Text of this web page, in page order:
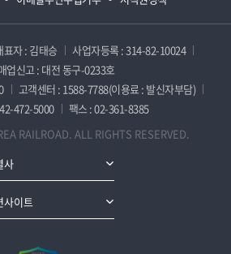
표자 : 김태승
사업자등록 : 314-82-10024
업신고 : 대전 동구-0233호
고객센터 : 1588-7788(이용료 : 발신자부담)
472-5000
팩스 : 02-361-8385
RAILROAD. ALL RIGHTS RESERVED.
사
사이트